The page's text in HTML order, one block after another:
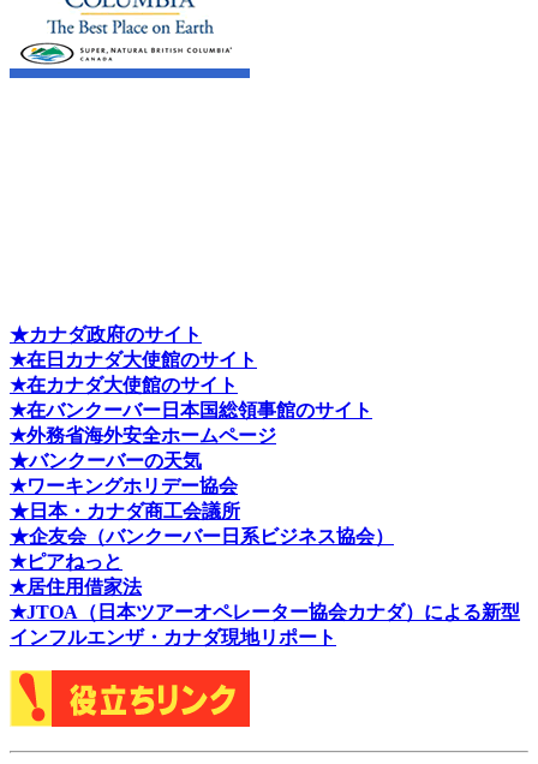
★カナダ政府のサイト
★在日カナダ大使館のサイト
★在カナダ大使館のサイト
★在バンクーバー日本国総領事館のサイト
★外務省海外安全ホームページ
★バンクーバーの天気
★ワーキングホリデー協会
★日本・カナダ商工会議所
★企友会（バンクーバー日系ビジネス協会）
★ピアねっと
★居住用借家法
★JTOA（日本ツアーオペレーター協会カナダ）による新型
インフルエンザ・カナダ現地リポート